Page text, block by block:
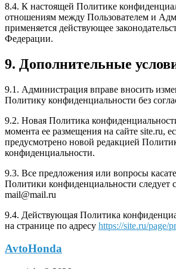
8.4. К настоящей Политике
отношениям между Пользователем и
применяется действующее
Федерации.
9. Дополнительные
9.1. Администрация вправе вносить
Политику конфиденциальности без
9.2. Новая Политика
момента ее размещения на сайте site.ru,
предусмотрено новой редакцией
конфиденциальности.
9.3. Все предложения или вопросы
Политики конфиденциальности следует
mail@mail.ru
9.4. Действующая Политика
на странице по адресу https://site.ru/page/
AvtoHonda